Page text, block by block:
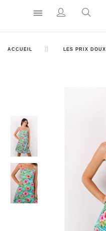
ACCUEIL LES PRIX DOUX